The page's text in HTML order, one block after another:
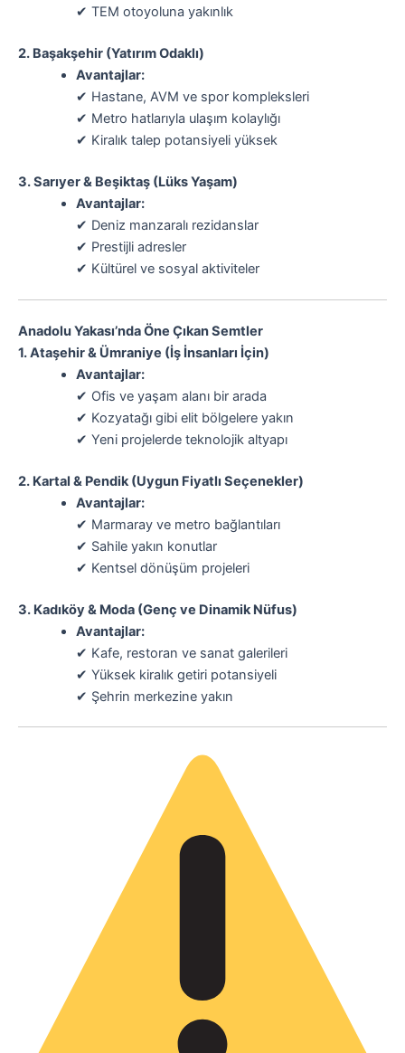
✔ TEM otoyoluna yakınlık
2. Başakşehir (Yatırım Odaklı)
Avantajlar:
✔ Hastane, AVM ve spor kompleksleri
✔ Metro hatlarıyla ulaşım kolaylığı
✔ Kiralık talep potansiyeli yüksek
3. Sarıyer & Beşiktaş (Lüks Yaşam)
Avantajlar:
✔ Deniz manzaralı rezidanslar
✔ Prestijli adresler
✔ Kültürel ve sosyal aktiviteler
Anadolu Yakası’nda Öne Çıkan Semtler
1. Ataşehir & Ümraniye (İş İnsanları İçin)
Avantajlar:
✔ Ofis ve yaşam alanı bir arada
✔ Kozyatağı gibi elit bölgelere yakın
✔ Yeni projelerde teknolojik altyapı
2. Kartal & Pendik (Uygun Fiyatlı Seçenekler)
Avantajlar:
✔ Marmaray ve metro bağlantıları
✔ Sahile yakın konutlar
✔ Kentsel dönüşüm projeleri
3. Kadıköy & Moda (Genç ve Dinamik Nüfus)
Avantajlar:
✔ Kafe, restoran ve sanat galerileri
✔ Yüksek kiralık getiri potansiyeli
✔ Şehrin merkezine yakın